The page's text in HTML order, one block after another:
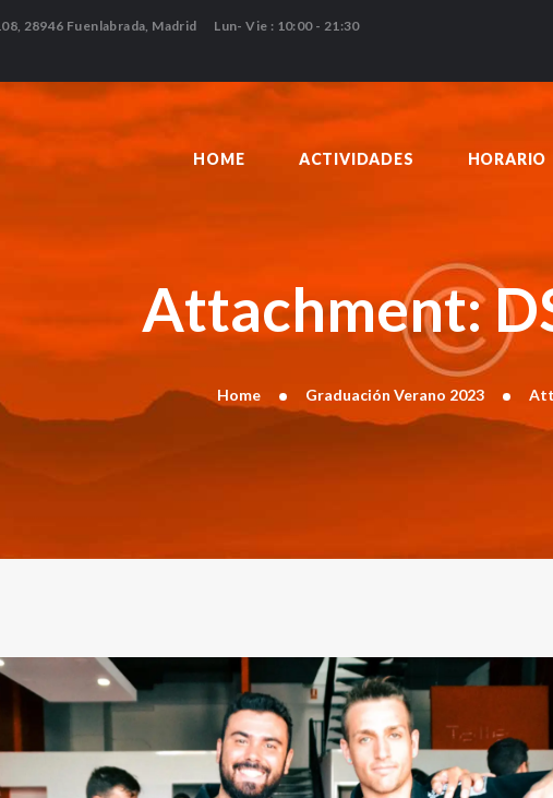
28946 Fuenlabrada, Madrid Lun- Vie : 10:00 - 21:30
HOME ACTIVIDADES HORARIO
Attachment:
Home Graduación Verano 2023
HOME
HORARIO
PRECIOS